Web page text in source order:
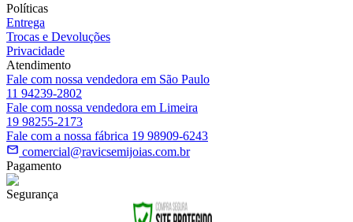
Políticas
Entrega
Trocas e Devoluções
Privacidade
Atendimento
Fale com nossa vendedora em São Paulo
11 94239-2802
Fale com nossa vendedora em Limeira
19 98255-2173
Fale com a nossa fábrica 19 98909-6243
comercial@ravicsemijoias.com.br
Pagamento
Segurança